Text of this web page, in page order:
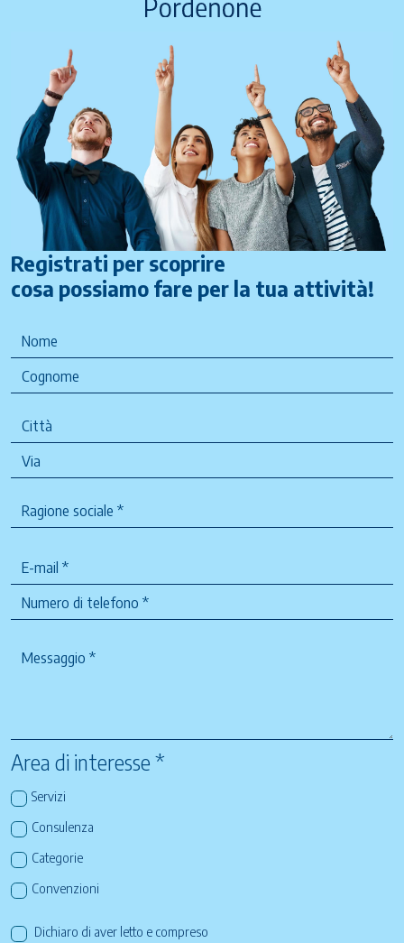
Registrati per scoprire
cosa possiamo fare per la tua attività!
Area di interesse *
Servizi
Consulenza
Categorie
Convenzioni
Dichiaro di aver letto e compreso